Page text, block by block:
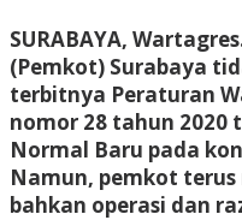
SURABAYA,
(Pemkot) Surabaya
terbitnya Peraturan
nomor 28 tahun 2020
Normal Baru pada
Namun, pemkot
bahkan operasi dan